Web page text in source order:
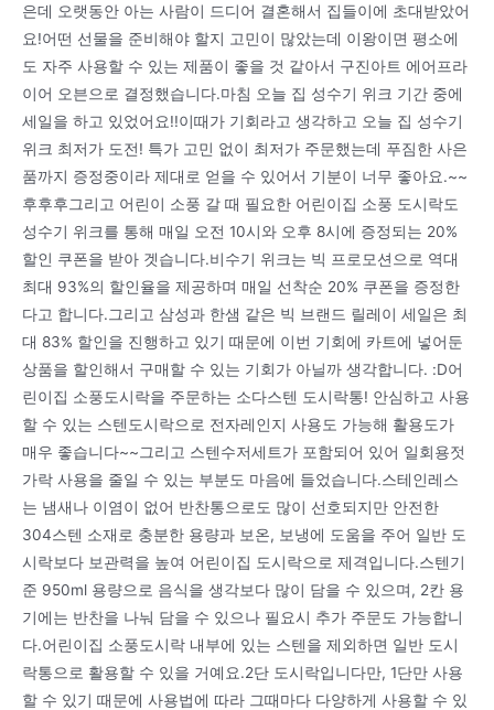
은데 오랫동안 아는 사람이 드디어 결혼해서 집들이에 초대받았어
요!어떤 선물을 준비해야 할지 고민이 많았는데 이왕이면 평소에
도 자주 사용할 수 있는 제품이 좋을 것 같아서 구진아트 에어프라
이어 오븐으로 결정했습니다.마침 오늘 집 성수기 위크 기간 중에
세일을 하고 있었어요!!이때가 기회라고 생각하고 오늘 집 성수기
위크 최저가 도전! 특가 고민 없이 최저가 주문했는데 푸짐한 사은
품까지 증정중이라 제대로 얻을 수 있어서 기분이 너무 좋아요.~~
후후후그리고 어린이 소풍 갈 때 필요한 어린이집 소풍 도시락도
성수기 위크를 통해 매일 오전 10시와 오후 8시에 증정되는 20%
할인 쿠폰을 받아 겟습니다.비수기 위크는 빅 프로모션으로 역대
최대 93%의 할인율을 제공하며 매일 선착순 20% 쿠폰을 증정한
다고 합니다.그리고 삼성과 한샘 같은 빅 브랜드 릴레이 세일은 최
대 83% 할인을 진행하고 있기 때문에 이번 기회에 카트에 넣어둔
상품을 할인해서 구매할 수 있는 기회가 아닐까 생각합니다. :D어
린이집 소풍도시락을 주문하는 소다스텐 도시락통! 안심하고 사용
할 수 있는 스텐도시락으로 전자레인지 사용도 가능해 활용도가
매우 좋습니다~~그리고 스텐수저세트가 포함되어 있어 일회용젓
가락 사용을 줄일 수 있는 부분도 마음에 들었습니다.스테인레스
는 냄새나 이염이 없어 반찬통으로도 많이 선호되지만 안전한
304스텐 소재로 충분한 용량과 보온, 보냉에 도움을 주어 일반 도
시락보다 보관력을 높여 어린이집 도시락으로 제격입니다.스텐기
준 950ml 용량으로 음식을 생각보다 많이 담을 수 있으며, 2칸 용
기에는 반찬을 나눠 담을 수 있으나 필요시 추가 주문도 가능합니
다.어린이집 소풍도시락 내부에 있는 스텐을 제외하면 일반 도시
락통으로 활용할 수 있을 거예요.2단 도시락입니다만, 1단만 사용
할 수 있기 때문에 사용법에 따라 그때마다 다양하게 사용할 수 있